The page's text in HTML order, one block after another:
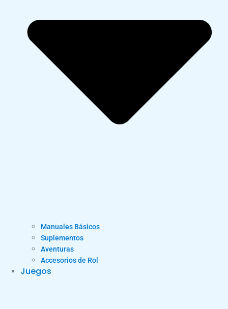
Manuales Básicos
Suplementos
Aventuras
Accesorios de Rol
Juegos